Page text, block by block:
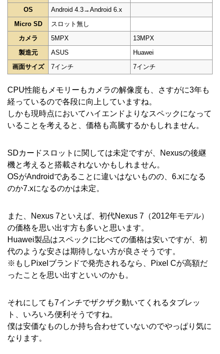
OS
Android 4.3→Android 6.x
Micro SD
スロット無し
カメラ
5MPX
13MPX
製造元
ASUS
Huawei
画面サイズ
7インチ 7インチ
CPU性能もメモリーもカメラの解像度も、さすがに3年も
経っているので各段に向上していますね。
しかも現時点においてハイエンドよりなスペックになって
いることを考えると、価格も高騰するかもしれません。
SDカードスロットに関しては未定ですが、Nexusの後継
機と考えると搭載されないかもしれません。
OSがAndroidであることに違いはないものの、6.xになる
のか7.xになるのかは未定。
また、Nexus 7といえば、初代Nexus 7（2012年モデル）
の価格を思い出す方も多いと思います。
Huawei製品はスペックに比べての価格は安いですが、初
代のような安さは期待しない方が良さそうです。
※もしPixelブランドで発売されるなら、Pixel Cが高額だ
ったことを思い出すといいのかも。
それにしても7インチでザクザク動いてくれるタブレッ
ト、いろいろ便利そうですね。
僕は安価なものしか持ち合わせていないのでやっぱり気に
なります。